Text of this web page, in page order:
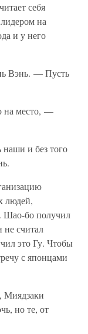
себя
на
и у него
Вэнь. — Пусть
на место, —
и без того
людей,
Шао-бо получил
считал
это Гу. Чтобы
с японцами
Миядзаки
но те, от